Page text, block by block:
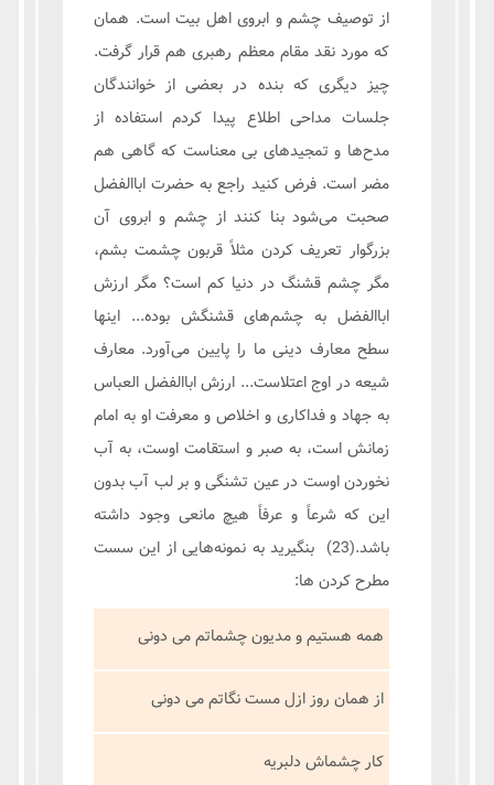
از توصیف چشم و ابروی اهل بیت است. همان
که مورد نقد مقام معظم رهبری هم قرار گرفت.
چیز دیگری که بنده در بعضی از خوانندگان
جلسات مداحی اطلاع پیدا کردم استفاده از
مدح‌ها و تمجیدهای بی معناست که گاهی هم
مضر است. فرض کنید راجع به حضرت اباالفضل
صحبت می‌شود بنا کنند از چشم و ابروی آن
بزرگوار تعریف کردن مثلاً قربون چشمت بشم،
مگر چشم قشنگ در دنیا کم است؟ مگر ارزش
اباالفضل به چشم‌های قشنگش بوده... اینها
سطح معارف دینی ما را پایین می‌آورد. معارف
شیعه در اوج اعتلاست... ارزش اباالفضل العباس
به جهاد و فداکاری و اخلاص و معرفت او به امام
زمانش است، به صبر و استقامت اوست، به آب
نخوردن اوست در عین تشنگی و بر لب آب بدون
این که شرعاً و عرفاً هیچ مانعی وجود داشته
باشد.(23) بنگیرید به نمونه‌هایی از این سست
مطرح کردن ها:
همه هستیم و مدیون چشماتم می دونی
از همان روز ازل مست نگاتم می دونی
کار چشماش دلبریه